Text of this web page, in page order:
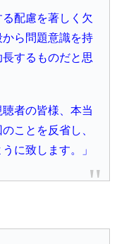
配慮を著しく欠
ら問題意識を持
するものだと思
者の皆様、本当
ことを反省し、
に致します。」